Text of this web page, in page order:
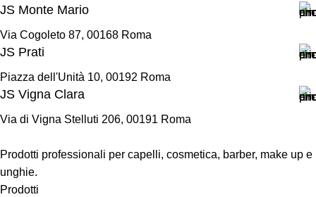
JS Monte Mario
Via Cogoleto 87, 00168 Roma
JS Prati
Piazza dell'Unità 10, 00192 Roma
JS Vigna Clara
Via di Vigna Stelluti 206, 00191 Roma
Prodotti professionali per capelli, cosmetica, barber, make up e
unghie.
Prodotti